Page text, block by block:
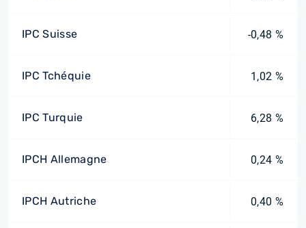
IPC Suisse -0,48 %
IPC Tchéquie 1,02 %
IPC Turquie 6,28 %
IPCH Allemagne 0,24 %
IPCH Autriche 0,40 %